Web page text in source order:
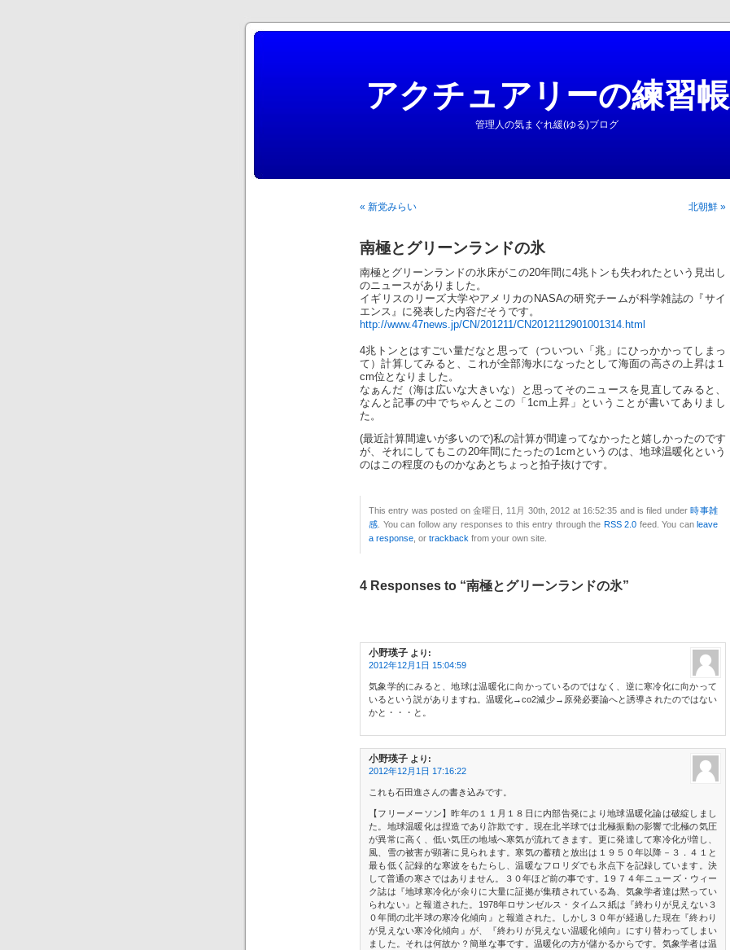
アクチュアリーの練習帳
管理人の気まぐれ緩(ゆる)ブログ
« 新党みらい 北朝鮮 »
南極とグリーンランドの氷
南極とグリーンランドの氷床がこの20年間に4兆トンも失われたという見出し
のニュースがありました。
イギリスのリーズ大学やアメリカのNASAの研究チームが科学雑誌の『サイ
エンス』に発表した内容だそうです。
http://www.47news.jp/CN/201211/CN2012112901001314.html
4兆トンとはすごい量だなと思って（ついつい「兆」にひっかかってしまっ
て）計算してみると、これが全部海水になったとして海面の高さの上昇は１
cm位となりました。
なぁんだ（海は広いな大きいな）と思ってそのニュースを見直してみると、
なんと記事の中でちゃんとこの「1cm上昇」ということが書いてありまし
た。
(最近計算間違いが多いので)私の計算が間違ってなかったと嬉しかったのです
が、それにしてもこの20年間にたったの1cmというのは、地球温暖化という
のはこの程度のものかなあとちょっと拍子抜けです。
This entry was posted on 金曜日, 11月 30th, 2012 at 16:52:35 and is filed under時事雑
感 . You can follow any responses to this entry through the RSS 2.0 feed. You canleave
a response , or trackback from your own site.
4 Responses to “南極とグリーンランドの氷”
小野瑛子 より:
2012年12月1日 15:04:59
気象学的にみると、地球は温暖化に向かっているのではなく、逆に寒冷化に向かって
いるという説がありますね。温暖化→co2減少→原発必要論へと誘導されたのではない
かと・・・と。
小野瑛子 より:
2012年12月1日 17:16:22
これも石田進さんの書き込みです。
【フリーメーソン】昨年の１１月１８日に内部告発により地球温暖化論は破綻しまし
た。地球温暖化は捏造であり詐欺です。現在北半球では北極振動の影響で北極の気圧
が異常に高く、低い気圧の地域へ寒気が流れてきます。更に発達して寒冷化が増し、
風、雪の被害が顕著に見られます。寒気の蓄積と放出は１９５０年以降－３．４１と
最も低く記録的な寒波をもたらし、温暖なフロリダでも氷点下を記録しています。決
して普通の寒さではありません。３０年ほど前の事です。1９７４年ニューズ・ウィー
ク誌は『地球寒冷化が余りに大量に証拠が集積されている為、気象学者達は黙ってい
られない』と報道された。1978年ロサンゼルス・タイムス紙は『終わりが見えない３
０年間の北半球の寒冷化傾向』と報道された。しかし３０年が経過した現在『終わり
が見えない寒冷化傾向』が、『終わりが見えない温暖化傾向』にすり替わってしまい
ました。それは何故か？簡単な事です。温暖化の方が儲かるからです。気象学者は温